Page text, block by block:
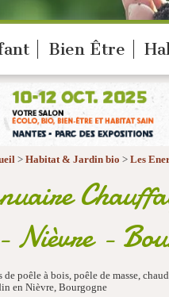
Bien Être
> Habitat & Jardin bio > Les
Nièvre -
poêle à bois, poêle de masse,
en Nièvre, Bourgogne